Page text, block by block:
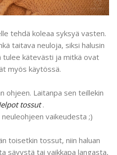
tehdä koleaa syksyä vasten.
taitava neuloja, siksi halusin
tulee kätevästi ja mitkä ovat
myös käytössä.
ohjeen. Laitanpa sen teillekin
tossut.
vaikeudesta ;)
toisetkin tossut, niin haluan
sävystä tai vaikkapa langasta,